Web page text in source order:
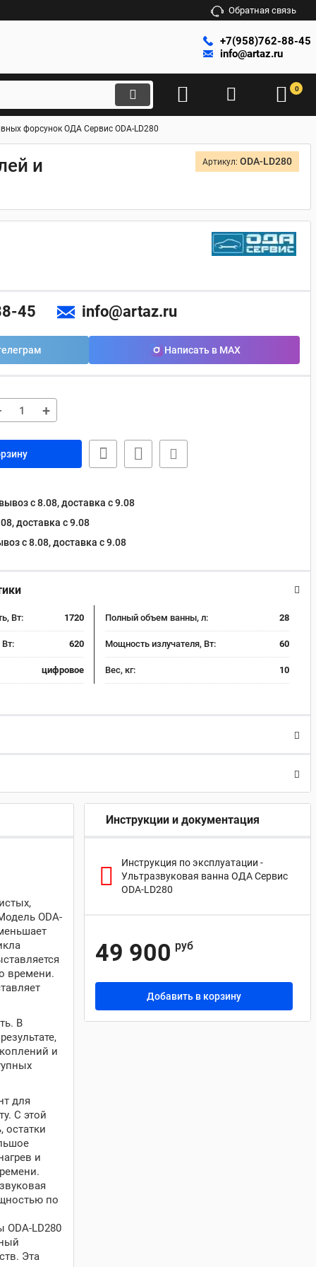
Обратная связь
+7(958)762-88-45
info@artaz.ru
0
форсунок ОДА Сервис ODA-LD280
и
Артикул: ODA-LD280
45 info@artaz.ru
Написать в MAX
+
с 8.08, доставка c 9.08
доставка c 9.08
с 8.08, доставка c 9.08
Вт: 1720 Полный объем ванны, л: 28
620 Мощность излучателя, Вт: 60
цифровое Вес, кг: 10
ODA-
времени.
В
и
для
С этой
остатки
и
по
LD280
Эта
Инструкции и документация
Инструкция по эксплуатации -
Ультразвуковая ванна ОДА Сервис
ODA-LD280
49 900 руб
Добавить в корзину